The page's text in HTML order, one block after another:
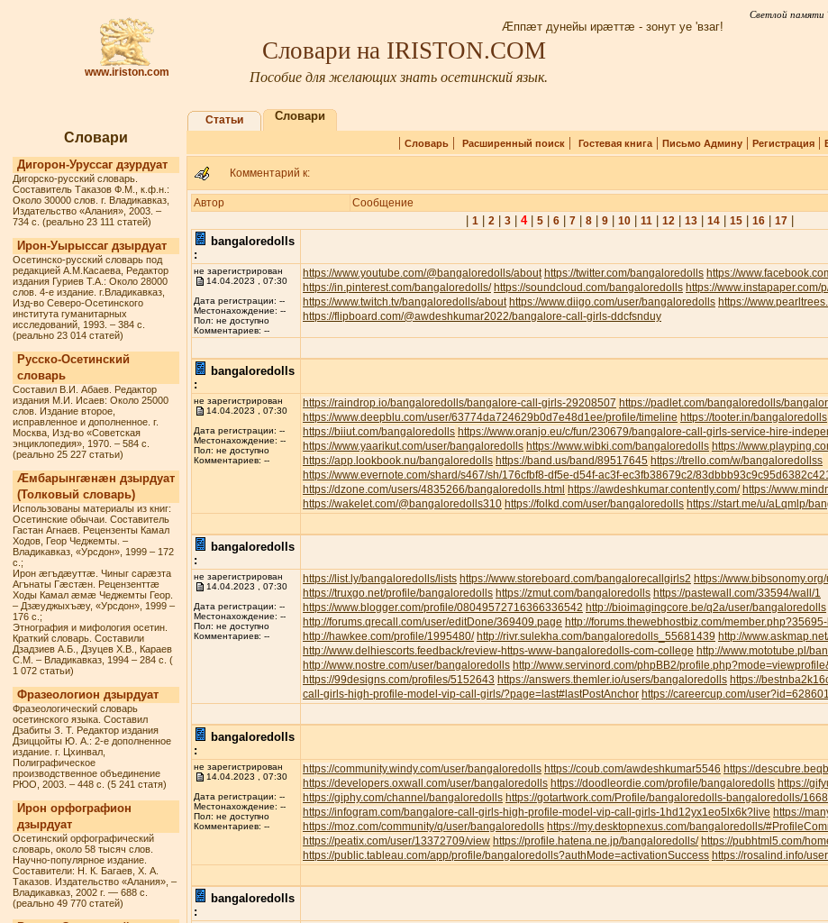
www.iriston.com
Светлой памяти
Æппæт дунейы ирæттæ - зонут уе 'взаг!
Словари на IRISTON.COM
Пособие для желающих знать осетинский язык.
Словари
Дигорон-Уруссаг дзурдуат
Дигорско-русский словарь.
Составитель Таказов Ф.М., к.ф.н.:
Около 30000 слов. г. Владикавказ,
Издательство «Алания», 2003. –
734 с. (реально 23 111 статей)
Ирон-Уырыссаг дзырдуат
Осетинско-русский словарь под
редакцией А.М.Касаева, Редактор
издания Гуриев Т.А.: Около 28000
слов. 4-е издание. г.Владикавказ,
Изд-во Северо-Осетинского
института гуманитарных
исследований, 1993. – 384 с.
(реально 23 014 статей)
Русско-Осетинский
словарь
Составил В.И. Абаев. Редактор
издания М.И. Исаев: Около 25000
слов. Издание второе,
исправленное и дополненное. г.
Москва, Изд-во «Советская
энциклопедия», 1970. – 584 с.
(реально 25 227 статьи)
Æмбарынгæнæн дзырдуат
(Толковый словарь)
Использованы материалы из книг:
Осетинские обычаи. Составитель
Гастан Агнаев. Рецензенты Камал
Ходов, Геор Чеджемты. –
Владикавказ, «Урсдон», 1999 – 172
с.;
Ирон æгъдæуттæ. Чиныг сарæзта
Агънаты Гæстæн. Рецензенттæ
Ходы Камал æмæ Чеджемты Геор.
– Дзæуджыхъæу, «Урсдон», 1999 –
176 с.;
Этнография и мифология осетин.
Краткий словарь. Составили
Дзадзиев А.Б., Дзуцев Х.В., Караев
С.М. – Владикавказ, 1994 – 284 с. (
1 072 статьи)
Фразеологион дзырдуат
Фразеологический словарь
осетинского языка. Составил
Дзабиты З. Т. Редактор издания
Дзиццойты Ю. А.: 2-е дополненное
издание. г. Цхинвал,
Полиграфическое
производственное объединение
РЮО, 2003. – 448 с. (5 241 статя)
Ирон орфографион
дзырдуат
Осетинский орфографический
словарь, около 58 тысяч слов.
Научно-популярное издание.
Составители: Н. К. Багаев, Х. А.
Таказов. Издательство «Алания», –
Владикавказ, 2002 г. — 688 с.
(реально 49 770 статей)
Статьи Словари
| Словарь| Расширенный поиск| Гостевая книга| Письмо Админу| Регистрация|
Комментарий к:
Автор Сообщение
1| 2| 3| 4| 5| 6| 7| 8| 9| 10| 11| 12| 13| 14| 15| 16| 17|
bangaloredolls
:
не зарегистрирован
14.04.2023 , 07:30
Дата регистрации: --
Местонахождение: --
Пол: не доступно
Комментариев: --
https://www.youtube.com/@bangaloredolls/about https://twitter.com/bangaloredolls https://
https://in.pinterest.com/bangaloredolls/ https://soundcloud.com/bangaloredolls https://www.instapaper.com/
https://www.twitch.tv/bangaloredolls/about https://www.diigo.com/user/bangaloredolls https://
https://flipboard.com/@awdeshkumar2022/bangalore-call-girls-ddcfsnduy
bangaloredolls
:
не зарегистрирован
14.04.2023 , 07:30
Дата регистрации: --
Местонахождение: --
Пол: не доступно
Комментариев: --
https://raindrop.io/bangaloredolls/bangalore-call-girls-29208507 https://padlet.com/bangaloredolls/
https://www.deepblu.com/user/63774da724629b0d7e48d1ee/profile/timeline https://tooter.in/bangaloredolls
https://biiut.com/bangaloredolls https://www.oranjo.eu/c/fun/230679/bangalore-call-girls-service-hire-
https://www.yaarikut.com/user/bangaloredolls https://www.wibki.com/bangaloredolls https://
https://app.lookbook.nu/bangaloredolls https://band.us/band/89517645 https://trello.com/w/bangaloredollss
https://www.evernote.com/shard/s467/sh/176cfbf8-df5e-d54f-ac3f-ec3fb38679c2/
https://dzone.com/users/4835266/bangaloredolls.html https://awdeshkumar.contently.com/ https://
https://wakelet.com/@bangaloredolls310 https://folkd.com/user/bangaloredolls https://start.me/u/aLqmlp/
bangaloredolls
:
не зарегистрирован
14.04.2023 , 07:30
Дата регистрации: --
Местонахождение: --
Пол: не доступно
Комментариев: --
https://list.ly/bangaloredolls/lists https://www.storeboard.com/bangalorecallgirls2 https://
https://truxgo.net/profile/bangaloredolls https://zmut.com/bangaloredolls https://pastewall.com/33594/wall/1
https://www.blogger.com/profile/08049572716366336542 http://bioimagingcore.be/q2a/user/bangaloredolls
http://forums.qrecall.com/user/editDone/369409.page http://forums.thewebhostbiz.com/
http://hawkee.com/profile/1995480/ http://rivr.sulekha.com/bangaloredolls_55681439 http://
http://www.delhiescorts.feedback/review-https-www-bangaloredolls-com-college http://www.mototube.pl/
http://www.nostre.com/user/bangaloredolls http://www.servinord.com/phpBB2/
https://99designs.com/profiles/5152643 https://answers.themler.io/users/bangaloredolls https://
call-girls-high-profile-model-vip-call-girls/?page=last#lastPostAnchor https://careercup.com/
bangaloredolls
:
не зарегистрирован
14.04.2023 , 07:30
Дата регистрации: --
Местонахождение: --
Пол: не доступно
Комментариев: --
https://community.windy.com/user/bangaloredolls https://coub.com/awdeshkumar5546 https://
https://developers.oxwall.com/user/bangaloredolls https://doodleordie.com/profile/bangaloredolls https://
https://giphy.com/channel/bangaloredolls https://gotartwork.com/Profile/bangaloredolls-bangaloredolls/
https://infogram.com/bangalore-call-girls-high-profile-model-vip-call-girls-1hd12yx1eo5lx6k?live https://
https://moz.com/community/q/user/bangaloredolls https://my.desktopnexus.com/bangaloredolls/
https://peatix.com/user/13372709/view https://profile.hatena.ne.jp/bangaloredolls/ https://pubhtml5.com/
https://public.tableau.com/app/profile/bangaloredolls?authMode=activationSuccess https://rosalind.info/
bangaloredolls
: